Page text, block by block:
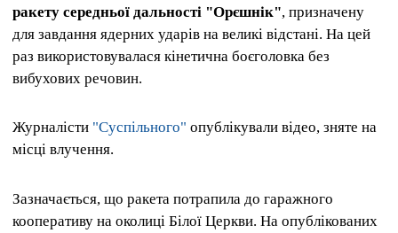
ракету середньої дальності "Орєшнік", призначену
для завдання ядерних ударів на великі відстані. На цей
раз використовувалася кінетична боєголовка без
вибухових речовин.
Журналісти "Суспільного" опублікували відео, зняте на
місці влучення.
Зазначається, що ракета потрапила до гаражного
кооперативу на околиці Білої Церкви. На опублікованих